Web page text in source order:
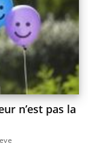
n’est pas la